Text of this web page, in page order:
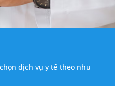
dịch vụ y tế theo nhu